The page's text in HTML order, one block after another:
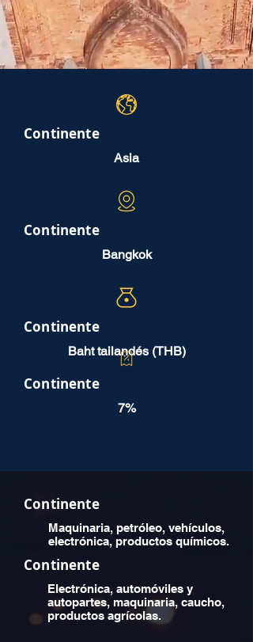
Continente
Asia
Continente
Bangkok
Continente
Baht tailandés (THB)
Continente
7%
Continente
Maquinaria, petróleo, vehículos,
electrónica, productos químicos.
Continente
Electrónica, automóviles y
autopartes, maquinaria, caucho,
productos agrícolas.